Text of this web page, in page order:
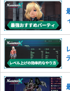
※一度削除した
さい。
また、過度な利用
った場合は、法的
かじめご理解くだ